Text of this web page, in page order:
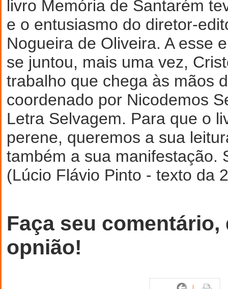
livro Memória de Santarém
e o entusiasmo do diretor-
Nogueira de Oliveira. A esse
se juntou, mais uma vez,
trabalho que chega às mãos
coordenado por Nicodemos
Letra Selvagem. Para que o
perene, queremos a sua
também a sua manifestação.
(Lúcio Flávio Pinto - texto da
Faça seu comentário,
opnião!